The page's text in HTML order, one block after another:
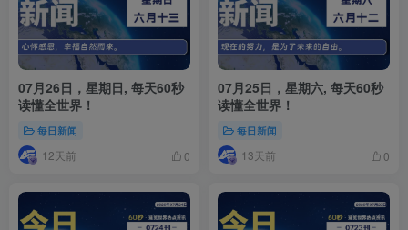
07月26日，星期日, 每天60秒
读懂全世界！
每日新闻
12天前 0
07月25日，星期六, 每天60秒
读懂全世界！
每日新闻
13天前 0